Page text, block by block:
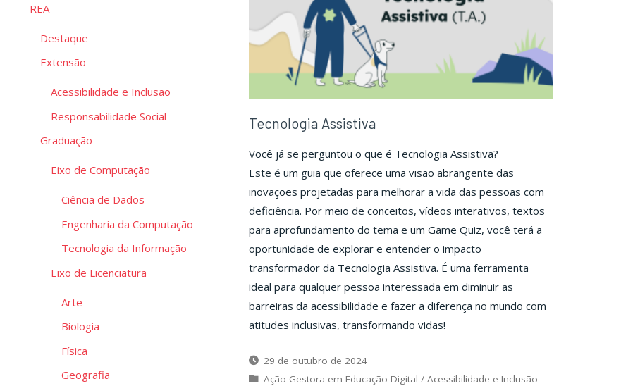
Tecnologia Assistiva
Você já se perguntou o que é Tecnologia Assistiva?
Este é um guia que oferece uma visão abrangente das
inovações projetadas para melhorar a vida das pessoas com
deficiência. Por meio de conceitos, vídeos interativos, textos
para aprofundamento do tema e um Game Quiz, você terá a
oportunidade de explorar e entender o impacto
transformador da Tecnologia Assistiva. É uma ferramenta
ideal para qualquer pessoa interessada em diminuir as
barreiras da acessibilidade e fazer a diferença no mundo com
atitudes inclusivas, transformando vidas!
29 de outubro de 2024
Ação Gestora em Educação Digital /Acessibilidade e Inclusão
REA
Destaque
Extensão
Acessibilidade e Inclusão
Responsabilidade Social
Graduação
Eixo de Computação
Ciência de Dados
Engenharia da Computação
Tecnologia da Informação
Eixo de Licenciatura
Arte
Biologia
Física
Geografia